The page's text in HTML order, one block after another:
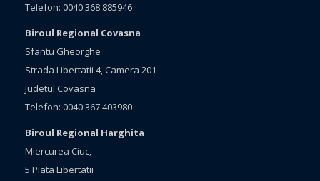
Telefon: 0040 368 885946
Biroul Regional Covasna
Sfantu Gheorghe
Strada Libertatii 4, Camera 201
Judetul Covasna
Telefon: 0040 367 403980
Biroul Regional Harghita
Miercurea Ciuc,
5 Piata Libertatii